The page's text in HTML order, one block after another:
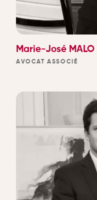
Marie-José MALO
AVOCAT ASSOCIÉ